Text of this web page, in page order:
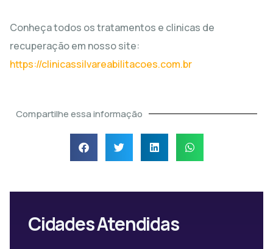
Conheça todos os tratamentos e clinicas de
recuperação em nosso site:
https://clinicassilvareabilitacoes.com.br
Compartilhe essa informação
Cidades Atendidas